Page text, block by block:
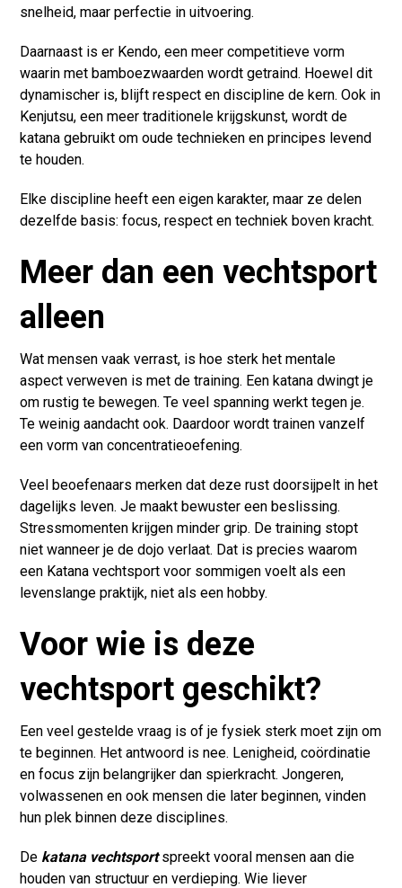
snelheid, maar perfectie in uitvoering.
Daarnaast is er Kendo, een meer competitieve vorm
waarin met bamboezwaarden wordt getraind. Hoewel dit
dynamischer is, blijft respect en discipline de kern. Ook in
Kenjutsu, een meer traditionele krijgskunst, wordt de
katana gebruikt om oude technieken en principes levend
te houden.
Elke discipline heeft een eigen karakter, maar ze delen
dezelfde basis: focus, respect en techniek boven kracht.
Meer dan een vechtsport
alleen
Wat mensen vaak verrast, is hoe sterk het mentale
aspect verweven is met de training. Een katana dwingt je
om rustig te bewegen. Te veel spanning werkt tegen je.
Te weinig aandacht ook. Daardoor wordt trainen vanzelf
een vorm van concentratieoefening.
Veel beoefenaars merken dat deze rust doorsijpelt in het
dagelijks leven. Je maakt bewuster een beslissing.
Stressmomenten krijgen minder grip. De training stopt
niet wanneer je de dojo verlaat. Dat is precies waarom
een Katana vechtsport voor sommigen voelt als een
levenslange praktijk, niet als een hobby.
Voor wie is deze
vechtsport geschikt?
Een veel gestelde vraag is of je fysiek sterk moet zijn om
te beginnen. Het antwoord is nee. Lenigheid, coördinatie
en focus zijn belangrijker dan spierkracht. Jongeren,
volwassenen en ook mensen die later beginnen, vinden
hun plek binnen deze disciplines.
De katana vechtsportspreekt vooral mensen aan die
houden van structuur en verdieping. Wie liever